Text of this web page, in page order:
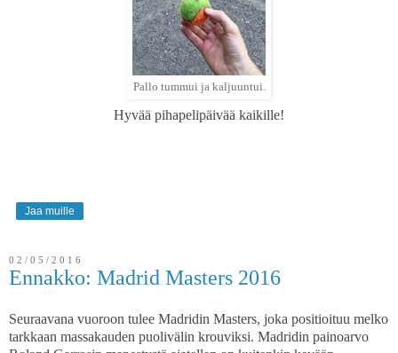
Pallo tummui ja kaljuuntui.
Hyvää pihapelipäivää kaikille!
Jaa muille
02/05/2016
Ennakko: Madrid Masters 2016
Seuraavana vuoroon tulee Madridin Masters, joka positioituu melko
tarkkaan massakauden puolivälin krouviksi. Madridin painoarvo